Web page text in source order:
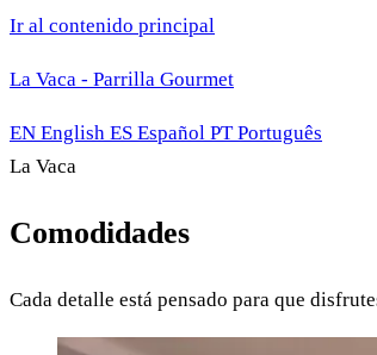
Ir al contenido principal
La Vaca - Parrilla Gourmet
EN English ES Español PTPortuguês
La Vaca
Comodidades
Cada detalle está pensado para que